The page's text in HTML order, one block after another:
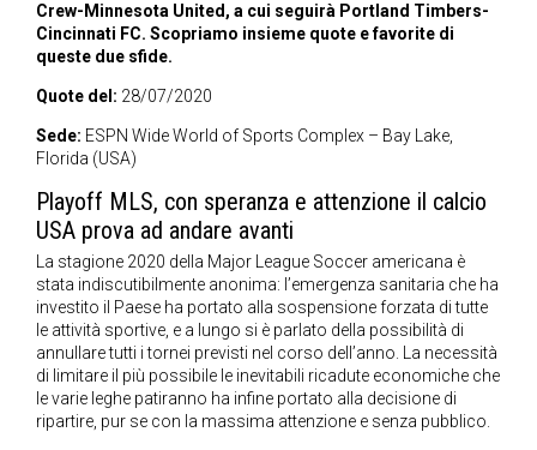
Crew-Minnesota United, a cui seguirà Portland Timbers-
Cincinnati FC. Scopriamo insieme quote e favorite di
queste due sfide.
Quote del: 28/07/2020
Sede: ESPN Wide World of Sports Complex – Bay Lake,
Florida (USA)
Playoff MLS, con speranza e attenzione il calcio
USA prova ad andare avanti
La stagione 2020 della Major League Soccer americana è
stata indiscutibilmente anonima: l’emergenza sanitaria che ha
investito il Paese ha portato alla sospensione forzata di tutte
le attività sportive, e a lungo si è parlato della possibilità di
annullare tutti i tornei previsti nel corso dell’anno. La necessità
di limitare il più possibile le inevitabili ricadute economiche che
le varie leghe patiranno ha infine portato alla decisione di
ripartire, pur se con la massima attenzione e senza pubblico.